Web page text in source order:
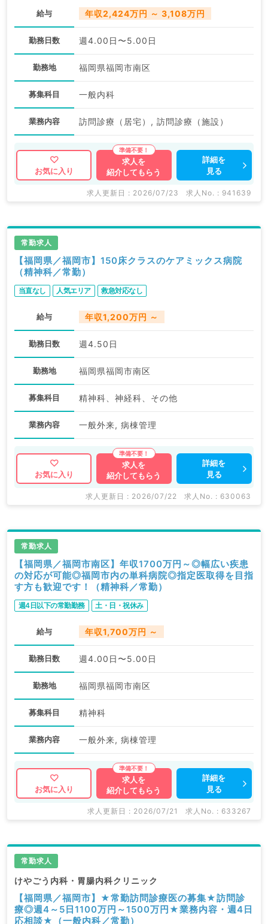
給与 年収2,424万円 ～ 3,108万円
勤務日数 週4.00日〜5.00日
勤務地 福岡県福岡市南区
募集科目 一般内科
業務内容 訪問診療（居宅）, 訪問診療（施設）
お気に入り
求人を
紹介してもらう
詳細を
見る
求人更新日 : 2026/07/23 求人No. : 941639
常勤求人
【福岡県／福岡市】150床クラスのケアミックス病院
（精神科／常勤）
当直なし 人気エリア 救急対応なし
給与 年収1,200万円 ～
勤務日数 週4.50日
勤務地 福岡県福岡市南区
募集科目 精神科、神経科、その他
業務内容 一般外来, 病棟管理
お気に入り
求人を
紹介してもらう
詳細を
見る
求人更新日 : 2026/07/22 求人No. : 630063
常勤求人
【福岡県／福岡市南区】年収1700万円～◎幅広い疾患
の対応が可能◎福岡市内の単科病院◎指定医取得を目指
す方も歓迎です！（精神科／常勤）
週4日以下の常勤勤務 土・日・祝休み
給与 年収1,700万円 ～
勤務日数 週4.00日〜5.00日
勤務地 福岡県福岡市南区
募集科目 精神科
業務内容 一般外来, 病棟管理
お気に入り
求人を
紹介してもらう
詳細を
見る
求人更新日 : 2026/07/21 求人No. : 633267
常勤求人
けやごう内科・胃腸内科クリニック
【福岡県／福岡市】★常勤訪問診療医の募集★訪問診
療◎週4～5日1100万円～1500万円★業務内容・週4日
応相談★（一般内科／常勤）